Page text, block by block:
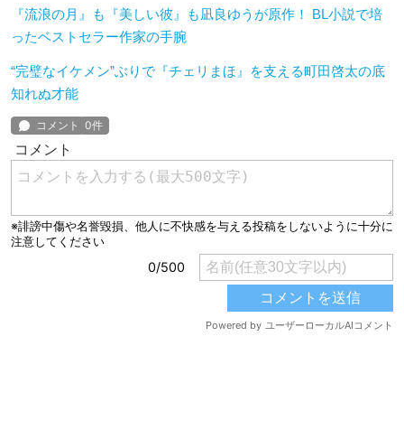
『流浪の月』も『美しい彼』も凪良ゆうが原作！ BL小説で培
ったベストセラー作家の手腕
“完璧なイケメン”ぶりで『チェリまほ』を支える町田啓太の底
知れぬ才能